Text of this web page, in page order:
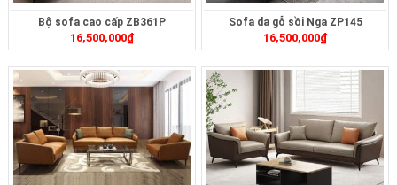
Bộ sofa cao cấp ZB361P
16,500,000₫
Sofa da gỗ sồi Nga ZP145
16,500,000₫